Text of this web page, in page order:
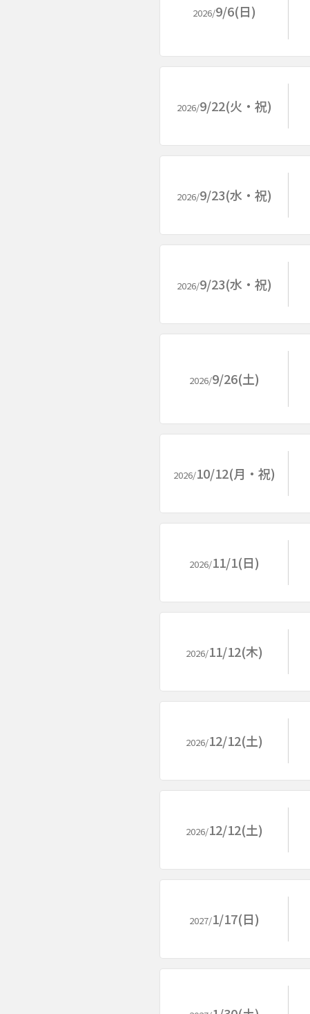
2026/9/6(日)
2026/9/22(火・祝)
2026/9/23(水・祝)
2026/9/23(水・祝)
2026/9/26(土)
2026/10/12(月・祝)
2026/11/1(日)
2026/11/12(木)
2026/12/12(土)
2026/12/12(土)
2027/1/17(日)